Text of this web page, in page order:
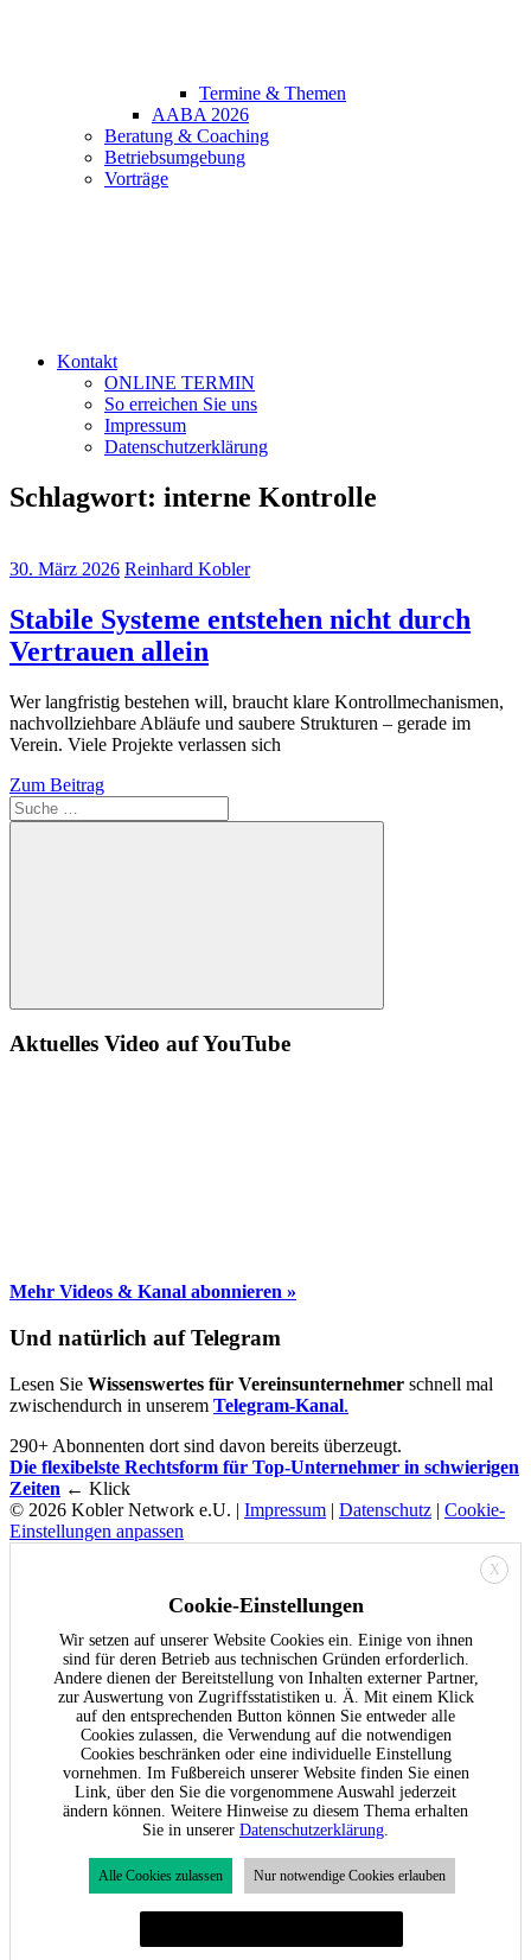
Termine & Themen
AABA 2026
Beratung & Coaching
Betriebsumgebung
Vorträge
Kontakt
ONLINE TERMIN
So erreichen Sie uns
Impressum
Datenschutzerklärung
Schlagwort: interne Kontrolle
30. März 2026 Reinhard Kobler
Stabile Systeme entstehen nicht durch
Vertrauen allein
Wer langfristig bestehen will, braucht klare Kontrollmechanismen,
nachvollziehbare Abläufe und saubere Strukturen – gerade im
Verein. Viele Projekte verlassen sich
Zum Beitrag
Suche
Aktuelles Video auf YouTube
Mehr Videos & Kanal abonnieren »
Und natürlich auf Telegram
Lesen Sie Wissenswertes für Vereinsunternehmer schnell mal
zwischendurch in unserem Telegram-Kanal.
290+ Abonnenten dort sind davon bereits überzeugt.
Die flexibelste Rechtsform für Top-Unternehmer in schwierigen
Zeiten ← Klick
© 2026 Kobler Network e.U. | Impressum | Datenschutz | Cookie-
Einstellungen anpassen
X
Cookie-Einstellungen
Wir setzen auf unserer Website Cookies ein. Einige von ihnen
sind für deren Betrieb aus technischen Gründen erforderlich.
Andere dienen der Bereitstellung von Inhalten externer Partner,
zur Auswertung von Zugriffsstatistiken u. Ä. Mit einem Klick
auf den entsprechenden Button können Sie entweder alle
Cookies zulassen, die Verwendung auf die notwendigen
Cookies beschränken oder eine individuelle Einstellung
vornehmen. Im Fußbereich unserer Website finden Sie einen
Link, über den Sie die vorgenommene Auswahl jederzeit
ändern können. Weitere Hinweise zu diesem Thema erhalten
Sie in unserer Datenschutzerklärung
Alle Cookies zulassen Nur notwendige Cookies erlauben